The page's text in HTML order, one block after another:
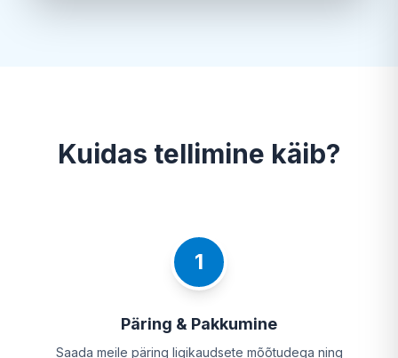
Kuidas tellimine käib?
1
Päring & Pakkumine
Saada meile päring ligikaudsete mõõtudega ning